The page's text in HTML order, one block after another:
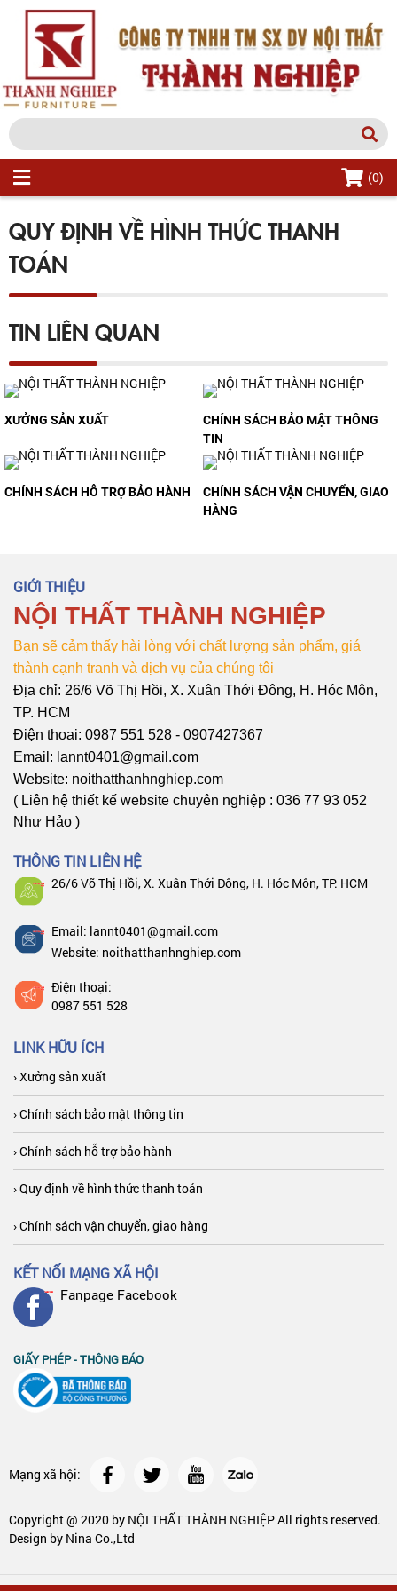
(0)
QUY ĐỊNH VỀ HÌNH THỨC THANH
TOÁN
TIN LIÊN QUAN
XƯỞNG SẢN XUẤT
CHÍNH SÁCH BẢO MẬT THÔNG
TIN
CHÍNH SÁCH HỖ TRỢ BẢO HÀNH
CHÍNH SÁCH VẬN CHUYỂN, GIAO
HÀNG
GIỚI THIỆU
NỘI THẤT THÀNH NGHIỆP
Bạn sẽ cảm thấy hài lòng với chất lượng sản phẩm, giá
thành cạnh tranh và dịch vụ của chúng tôi
Địa chỉ: 26/6 Võ Thị Hồi, X. Xuân Thới Đông, H. Hóc Môn,
TP. HCM
Điện thoai: 0987 551 528 - 0907427367
Email: lannt0401@gmail.com
Website: noithatthanhnghiep.com
( Liên hệ thiết kế website chuyên nghiệp : 036 77 93 052
Như Hảo )
THÔNG TIN LIÊN HỆ
26/6 Võ Thị Hồi, X. Xuân Thới Đông, H. Hóc Môn, TP. HCM
Email: lannt0401@gmail.com
Website: noithatthanhnghiep.com
Điện thoại:
0987 551 528
LINK HỮU ÍCH
› Xưởng sản xuất
› Chính sách bảo mật thông tin
› Chính sách hỗ trợ bảo hành
› Quy định về hình thức thanh toán
› Chính sách vận chuyển, giao hàng
KẾT NỐI MẠNG XÃ HỘI
Fanpage Facebook
GIẤY PHÉP - THÔNG BÁO
Mạng xã hội:
Copyright @ 2020 by NỘI THẤT THÀNH NGHIỆPAll rights reserved.
Design by Nina Co.,Ltd